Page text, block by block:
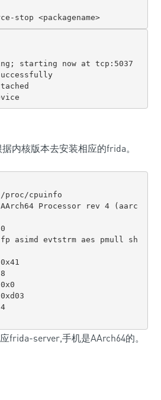
stop <packagename>
starting now at tcp:5037
内核版本去安装相应的frida。
proc/cpuinfo
Processor rev 4 (aarc
evtstrm aes pmull sh
frida-server,手机是AArch64的。